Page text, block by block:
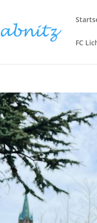
FC